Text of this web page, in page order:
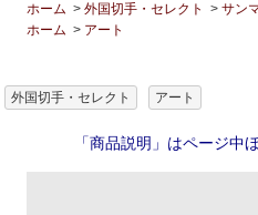
ホーム >外国切手・セレクト >サン
ホーム > アート
外国切手・セレクト アート
「商品説明」はページ中